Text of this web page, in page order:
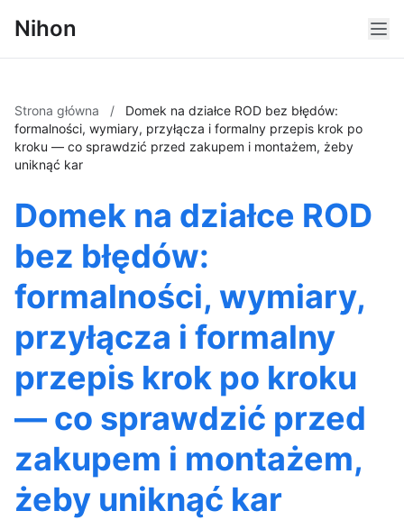
Nihon
Strona główna /
Domek na działce ROD bez błędów:
formalności, wymiary, przyłącza i formalny przepis krok po
kroku — co sprawdzić przed zakupem i montażem, żeby
uniknąć kar
Domek na działce ROD
bez błędów:
formalności, wymiary,
przyłącza i formalny
przepis krok po kroku
— co sprawdzić przed
zakupem i montażem,
żeby uniknąć kar